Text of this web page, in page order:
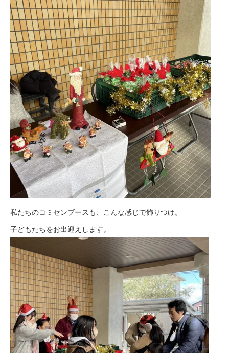
私たちのコミセンブースも、こんな感じで飾りつけ。
子どもたちをお出迎えします。